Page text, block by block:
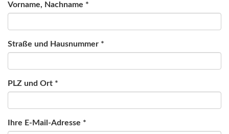
Vorname, Nachname *
Straße und Hausnummer *
PLZ und Ort *
Ihre E-Mail-Adresse *